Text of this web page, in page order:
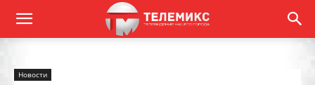
Новости